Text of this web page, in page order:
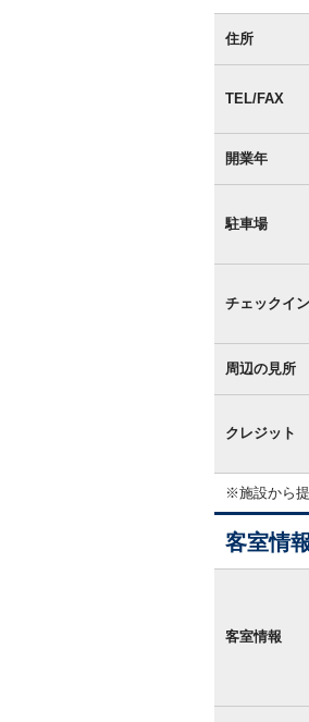
本住所
TEL/FAX
開業年
駐車場
チェックイ
周辺の見所
クレジット
※施設から
客室情
報
客室情報